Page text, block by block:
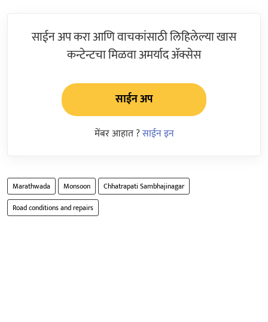
साईन अप करा आणि वाचकांसाठी लिहिलेल्या खास
कन्टेन्टचा मिळवा अमर्याद ॲक्सेस
साईन अप
मेंबर आहात ?साईन इन
Marathwada Monsoon
Chhatrapati Sambhajinagar
Road conditions and repairs